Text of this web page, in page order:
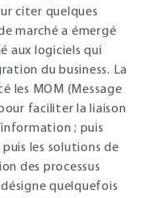
citer quelques
marché a émergé
aux logiciels qui
du business. La
les MOM (Message
faciliter la liaison
; puis
les solutions de
des processus
quelquefois